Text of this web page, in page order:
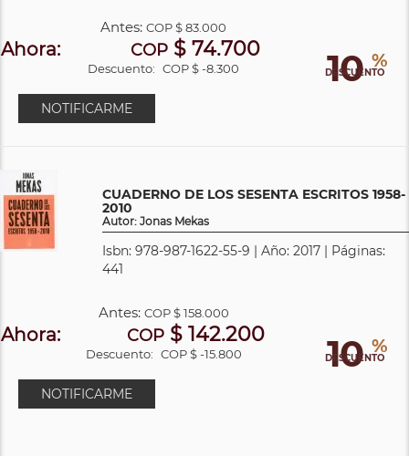
10 %
DESCUENTO
Antes:COP$ 83.000
Ahora: COP $ 74.700
Descuento: COP $ -8.300
NOTIFICARME
CUADERNO DE LOS SESENTA ESCRITOS 1958-
2010
Autor: Jonas Mekas
Isbn: 978-987-1622-55-9 | Año: 2017 | Páginas:
441
10 %
DESCUENTO
Antes: COP$ 158.000
Ahora: COP$ 142.200
Descuento: COP $ -15.800
NOTIFICARME